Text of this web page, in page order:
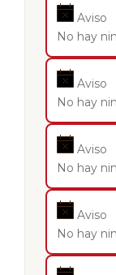
Aviso
No hay
Aviso
No hay
Aviso
No hay
Aviso
No hay